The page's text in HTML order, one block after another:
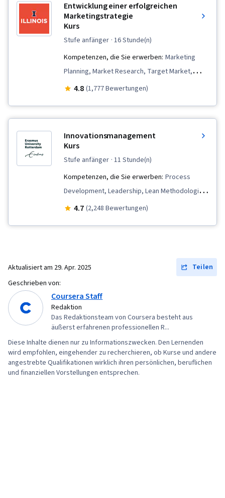
Entwicklung einer erfolgreichen
Marketingstrategie
Kurs
stufe anfänger · 16 Stunde(n)
Kompetenzen, die Sie erwerben: Marketing
Planning, Market Research, Target Market,
Marketing Strategies, Strategic Marketing,
Techniques, Branding, Customer Insights,
Product Marketing, Product Planning, Market
4.8 (1,777 Bewertungen)
Innovationsmanagement
Kurs
stufe anfänger · 11 Stunde(n)
Kompetenzen, die Sie erwerben: Process
Development, Leadership, Lean Methodologies,
Design Thinking, Creativity, Brainstorming,
New Product Development, Diversity and
Inclusion, Organizational Strategy, Process
4.7 (2,248 Bewertungen)
Aktualisiert am 29. Apr. 2025
Teilen
Geschrieben von:
Coursera Staff
Redaktion
Das Redaktionsteam von Coursera besteht aus
äußerst erfahrenen professionellen R...
Diese Inhalte dienen nur zu Informationszwecken. Den Lernenden
wird empfohlen, eingehender zu recherchieren, ob Kurse und andere
angestrebte Qualifikationen wirklich ihren persönlichen, beruflichen
und finanziellen Vorstellungen entsprechen.